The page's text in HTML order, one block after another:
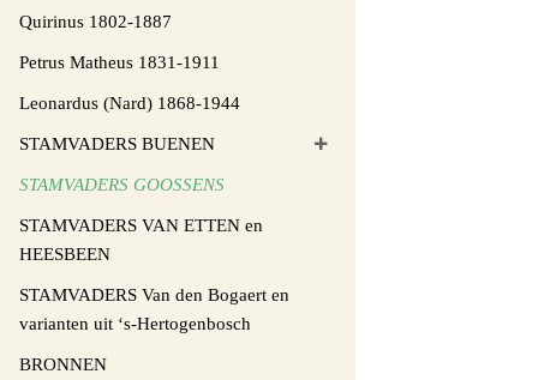
Quirinus 1802-1887
Petrus Matheus 1831-1911
Leonardus (Nard) 1868-1944
STAMVADERS BUENEN
STAMVADERS GOOSSENS
STAMVADERS VAN ETTEN en
HEESBEEN
STAMVADERS Van den Bogaert en
varianten uit ‘s-Hertogenbosch
BRONNEN